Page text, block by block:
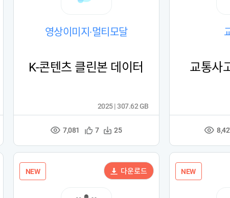
영상이미지·멀티모달
K-콘텐츠 클린본 데이터
조
수
7,081
관
등
록
7
다
수
25
2025 | 307.62 GB
교통사
조
수
NEW 다운로드 NEW